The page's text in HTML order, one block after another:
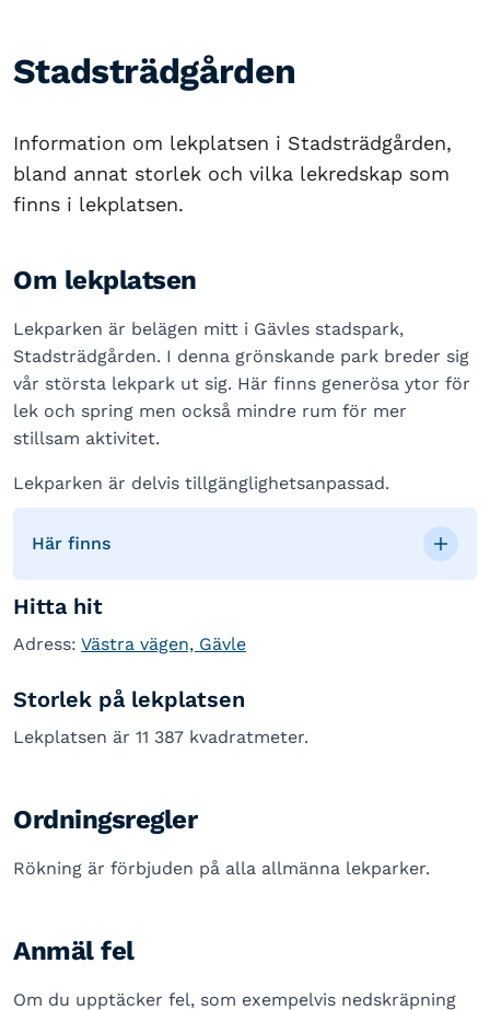
Stadsträdgården
Information om lekplatsen i Stadsträdgården,
bland annat storlek och vilka lekredskap som
finns i lekplatsen.
Om lekplatsen
Lekparken är belägen mitt i Gävles stadspark,
Stadsträdgården. I denna grönskande park breder sig
vår största lekpark ut sig. Här finns generösa ytor för
lek och spring men också mindre rum för mer
stillsam aktivitet.
Lekparken är delvis tillgänglighetsanpassad.
Här finns
Hitta hit
Adress: Västra vägen, Gävle
Storlek på lekplatsen
Lekplatsen är 11 387 kvadratmeter.
Ordningsregler
Rökning är förbjuden på alla allmänna lekparker.
Anmäl fel
Om du upptäcker fel, som exempelvis nedskräpning